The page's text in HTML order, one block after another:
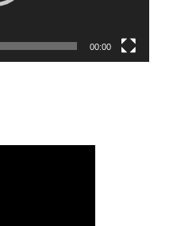
00:00